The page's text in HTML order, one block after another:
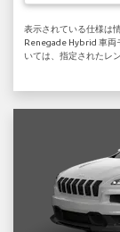
表示されている仕様は
Renegade Hybrid 車両
いては、指定されたレ